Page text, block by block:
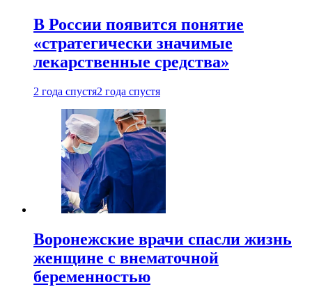
В России появится понятие
«стратегически значимые
лекарственные средства»
2 года спустя2 года спустя
Воронежские врачи спасли жизнь
женщине с внематочной
беременностью